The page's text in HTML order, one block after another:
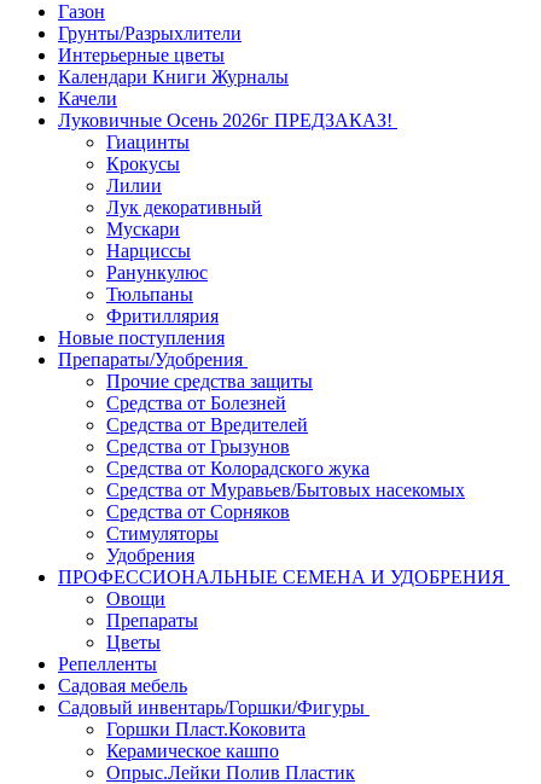
Газон
Грунты/Разрыхлители
Интерьерные цветы
Календари Книги Журналы
Качели
Луковичные Осень 2026г ПРЕДЗАКАЗ!
Гиацинты
Крокусы
Лилии
Лук декоративный
Мускари
Нарциссы
Ранункулюс
Тюльпаны
Фритиллярия
Новые поступления
Препараты/Удобрения
Прочие средства защиты
Средства от Болезней
Средства от Вредителей
Средства от Грызунов
Средства от Колорадского жука
Средства от Муравьев/Бытовых насекомых
Средства от Сорняков
Стимуляторы
Удобрения
ПРОФЕССИОНАЛЬНЫЕ СЕМЕНА И УДОБРЕНИЯ
Овощи
Препараты
Цветы
Репелленты
Садовая мебель
Садовый инвентарь/Горшки/Фигуры
Горшки Пласт.Коковита
Керамическое кашпо
Опрыс.Лейки Полив Пластик